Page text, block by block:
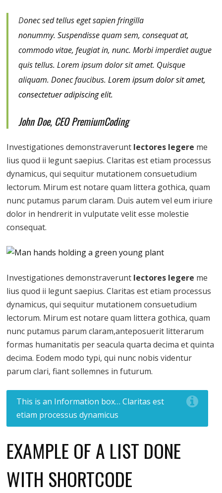
Donec sed tellus eget sapien fringilla
nonummy.Suspendisse quam sem, consequat at,
commodo vitae, feugiat in, nunc. Morbi imperdiet augue
quis tellus. Lorem ipsum dolor sit amet. Quisque
aliquam. Donec faucibus.Lorem ipsum dolor sit amet,
consectetuer adipiscing elit.
John Doe, CEO PremiumCoding
Investigationes demonstraverunt lectores legere me
lius quod ii legunt saepius. Claritas est etiam processus
dynamicus, qui sequitur mutationem consuetudium
lectorum. Mirum est notare quam littera gothica, quam
nunc putamus parum claram. Duis autem vel eum iriure
dolor in hendrerit in vulputate velit esse molestie
consequat.
Investigationes demonstraverunt lectores legere me
lius quod ii legunt saepius. Claritas est etiam processus
dynamicus, qui sequitur mutationem consuetudium
lectorum. Mirum est notare quam littera gothica, quam
nunc putamus parum claram,anteposuerit litterarum
formas humanitatis per seacula quarta decima et quinta
decima. Eodem modo typi, qui nunc nobis videntur
parum clari, fiant sollemnes in futurum.
This is an Information box… Claritas est
etiam processus dynamicus
EXAMPLE OF A LIST DONE
WITH SHORTCODE